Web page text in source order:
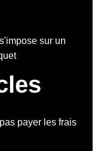
sur un
payer les frais